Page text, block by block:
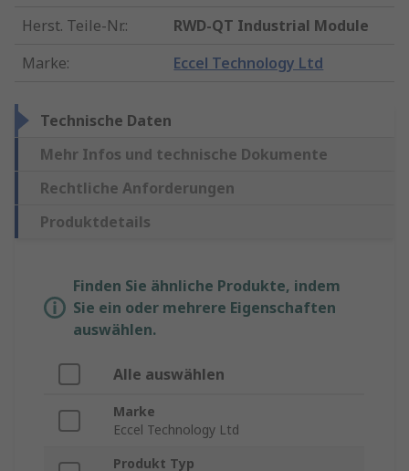
Herst. Teile-Nr.:
RWD-QT Industrial Module
Marke: Eccel Technology Ltd
Technische Daten
Mehr Infos und technische Dokumente
Rechtliche Anforderungen
Produktdetails
Finden Sie ähnliche Produkte, indem
Sie ein oder mehrere Eigenschaften
auswählen.
Alle auswählen
Marke
Eccel Technology Ltd
Produkt Typ